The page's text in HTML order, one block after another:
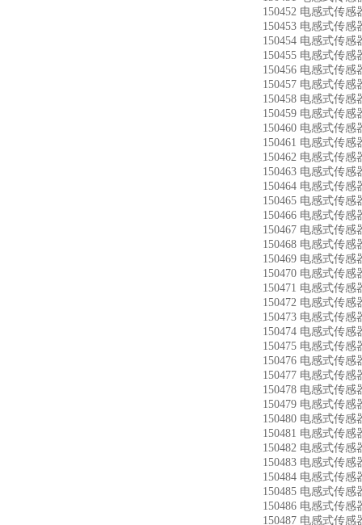
150452 电感式传
150453 电感式传
150454 电感式传
150455 电感式传
150456 电感式传
150457 电感式传
150458 电感式传
150459 电感式传
150460 电感式传
150461 电感式传
150462 电感式传
150463 电感式传
150464 电感式传
150465 电感式传
150466 电感式传
150467 电感式传
150468 电感式传
150469 电感式传
150470 电感式传
150471 电感式传
150472 电感式传
150473 电感式传
150474 电感式传
150475 电感式传
150476 电感式传
150477 电感式传
150478 电感式传
150479 电感式传
150480 电感式传
150481 电感式传
150482 电感式传
150483 电感式传
150484 电感式传
150485 电感式传
150486 电感式传
150487 电感式传